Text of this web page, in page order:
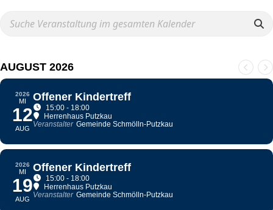
AUGUST 2026
2026
MI
12
AUG
Offener Kindertreff
15:00 - 18:00
Herrenhaus Putzkau
Veranstalter Gemeinde Schmölln-Putzkau
2026
MI
19
AUG
Offener Kindertreff
15:00 - 18:00
Herrenhaus Putzkau
Veranstalter Gemeinde Schmölln-Putzkau